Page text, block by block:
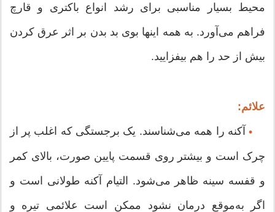
محیط بسیار مناسبی برای رشد انواع باکتری و قارچ
فراهم می‌آورد. به همه اینها بوی بد بدن بر اثر عرق کردن
بیش از حد را هم بیفزایید.
علائم:
• آکنه را همه می‌شناسند. یک برجستگی که اغلب پر از
چرک است و بیشتر روی قسمت پایین صورت، بالای کمر
و قفسه سینه ظاهر می‌شود. التیام آکنه طولانی است و
اگر به‌موقع درمان نشود ممکن است علائمی تیره و